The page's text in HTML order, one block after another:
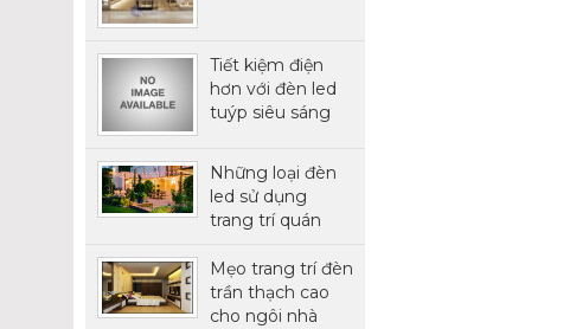
Tiết kiệm điện
hơn với đèn led
tuýp siêu sáng
Những loại đèn
led sử dụng
trang trí quán
chuộng nhất
Mẹo trang trí đèn
trần thạch cao
cho ngôi nhà